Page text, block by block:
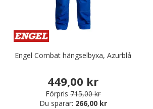
Engel Combat hängselbyxa, Azurblå
449,00 kr
Förpris 715,00 kr
Du sparar: 266,00 kr